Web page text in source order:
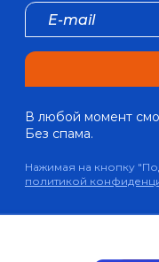
В любой момент
Без спама.
Нажимая на кнопку
политикой